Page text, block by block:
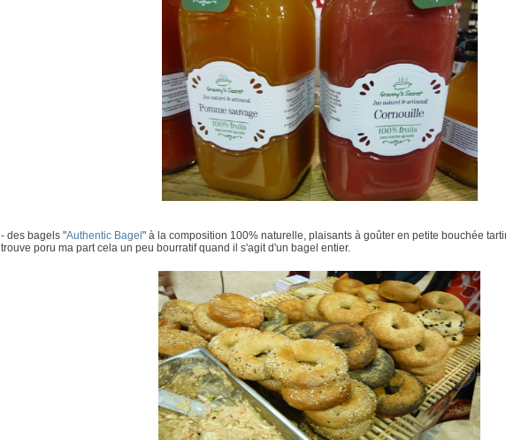
- des bagels "Authentic Bagel " à la composition 100% naturelle, plaisants à goûter en petite bouchée
trouve poru ma part cela un peu bourratif quand il s'agit d'un bagel entier.